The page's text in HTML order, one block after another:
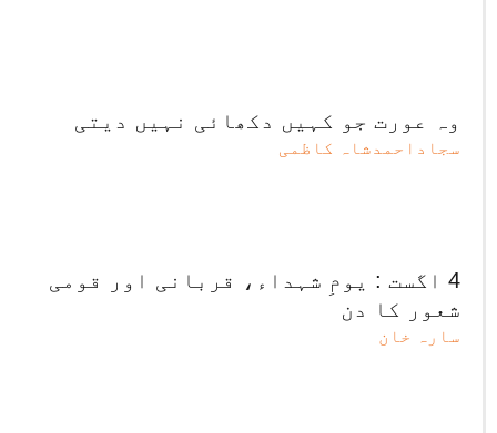
وہ عورت جو کہیں دکھائی نہیں دیتی
سجاداحمدشاہ کاظمی
4 اگست : یومِ شہداء، قربانی اور قومی
شعور کا دن
سارہ خان